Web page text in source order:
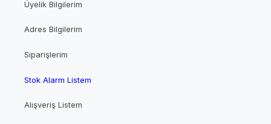
Üyelik Bilgilerim
Adres Bilgilerim
Siparişlerim
Stok Alarm Listem
Alışveriş Listem